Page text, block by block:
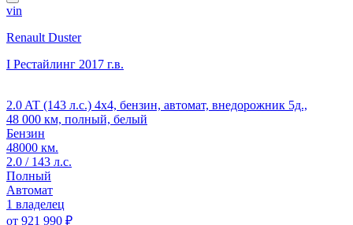
vin
Renault Duster
I Рестайлинг 2017 г.в.
2.0 AT (143 л.с.) 4x4, бензин, автомат, внедорожник 5д.,
48 000 км, полный, белый
Бензин
48000 км.
2.0 / 143 л.с.
Полный
Автомат
1 владелец
от 921 990 ₽